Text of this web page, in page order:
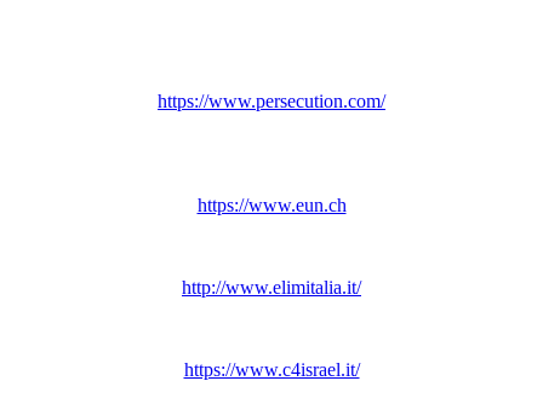
https://www.persecution.com/
https://www.eun.ch
http://www.elimitalia.it/
https://www.c4israel.it/